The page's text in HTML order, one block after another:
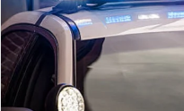
e
m